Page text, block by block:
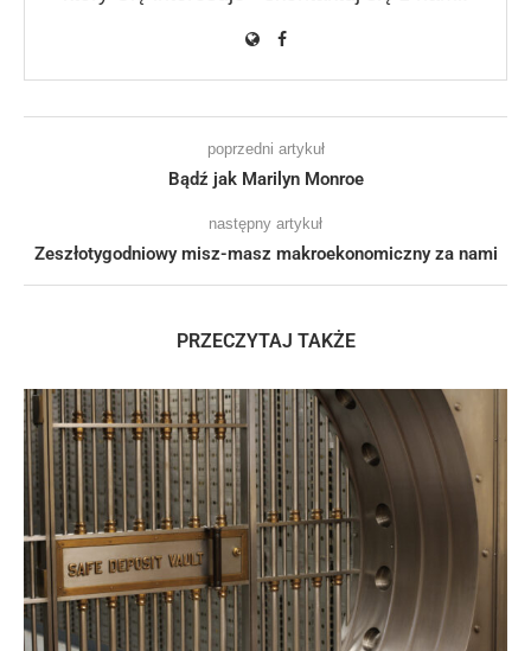
poprzedni artykuł
Bądź jak Marilyn Monroe
następny artykuł
Zeszłotygodniowy misz-masz makroekonomiczny za nami
PRZECZYTAJ TAKŻE